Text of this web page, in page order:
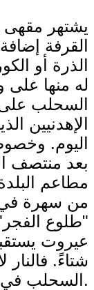
يشتهر
القرفة
الذرة أو
له منها
السحلب
الإهدنيين
اليوم.
بعد منتصف
مطاعم
من سهرة في
"طلوع
عيروت
شتاءً.
السحلب في مطبخ المقهى.